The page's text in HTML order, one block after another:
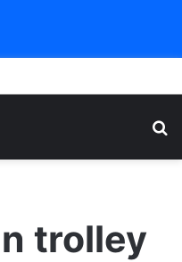
trolley